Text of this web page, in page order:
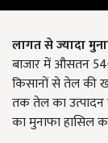
लागत से ज्यादा
बाजार में औसतन
किसानों से तेल की
तक तेल का
का मुनाफा हासिल